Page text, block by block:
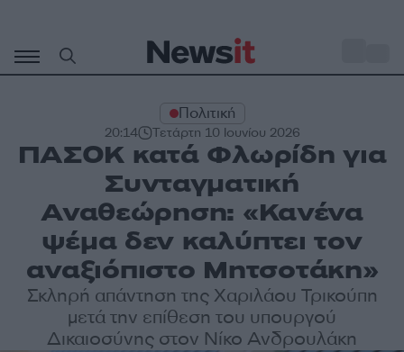
περιεχόμενο
Πολιτική
20:14 Τετάρτη 10 Ιουνίου 2026
ΠΑΣΟΚ κατά Φλωρίδη για
Συνταγματική
Αναθεώρηση: «Κανένα
ψέμα δεν καλύπτει τον
αναξιόπιστο Μητσοτάκη»
Σκληρή απάντηση της Χαριλάου Τρικούπη
μετά την επίθεση του υπουργού
Δικαιοσύνης στον Νίκο Ανδρουλάκη